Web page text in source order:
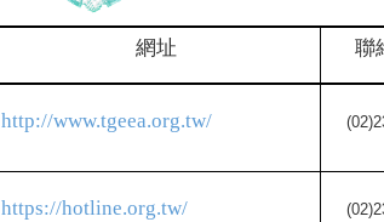
網址 聯
http://www.tgeea.org.tw/
https://hotline.org.tw/